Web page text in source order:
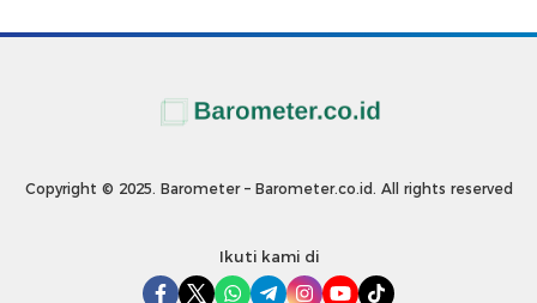
Copyright © 2025. Barometer – Barometer.co.id. All rights reserved
Ikuti kami di